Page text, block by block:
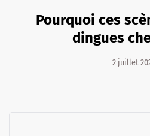
Pourquoi ces
dingues
2 juillet